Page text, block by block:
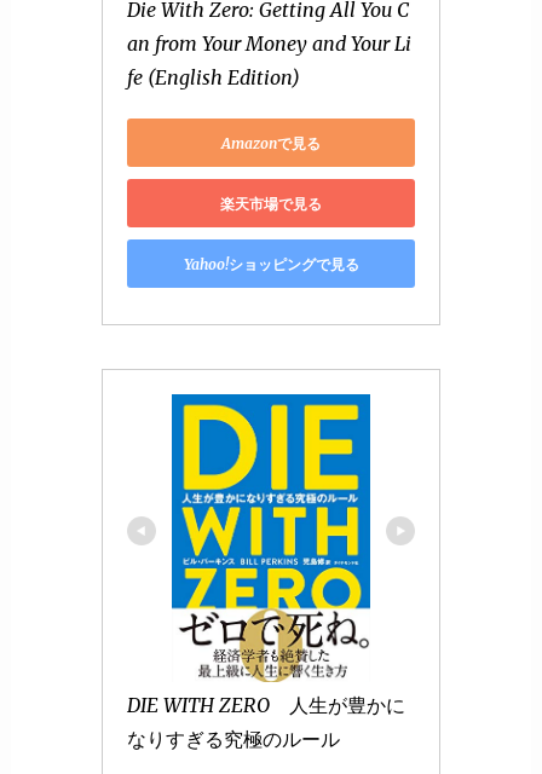
Die With Zero: Getting All You C
an from Your Money and Your Li
fe (English Edition)
Amazonで見る
楽天市場で見る
Yahoo!ショッピングで見る
DIE WITH ZERO　人生が豊かに
なりすぎる究極のルール